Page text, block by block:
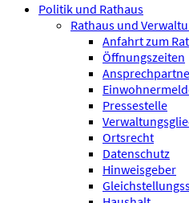
Politik und Rathaus
Rathaus und
Anfahrt zum
Öffnungszeiten
Pressestelle
Ortsrecht
Datenschutz
Hinweisgeber